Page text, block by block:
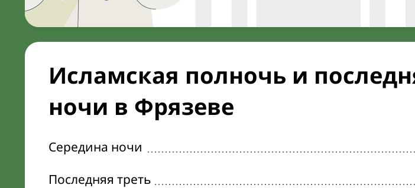
Исламская полночь и
ночи в Фрязеве
Середина ночи
Последняя треть